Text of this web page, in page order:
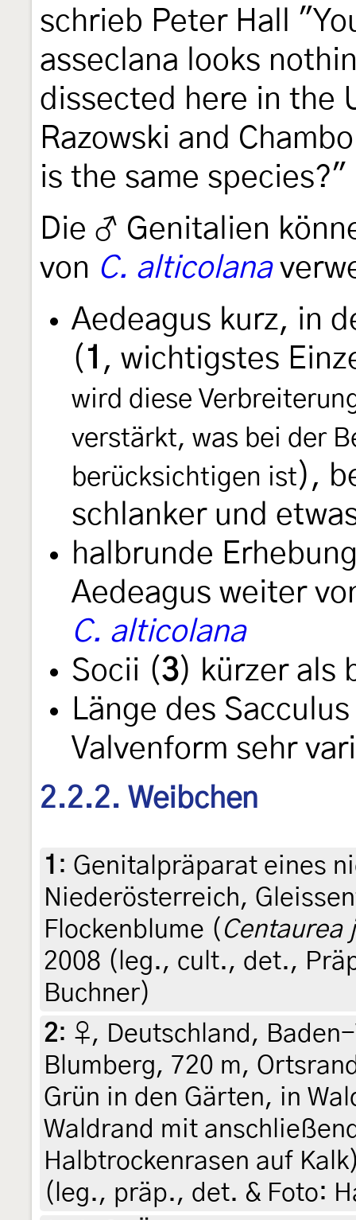
schrieb Peter Hall
asseclana looks
dissected here in the
Razowski and
is the same species?"
Die ♂ Genitalien
von C. alticolana
Aedeagus kurz, in
( 1 , wichtigstes
wird diese
verstärkt, was bei der
berücksichtigen ist),
schlanker und
halbrunde
Aedeagus weiter
C. alticolana
Socii (3) kürzer als
Länge des
Valvenform sehr
2.2.2. Weibchen
1 : Genitalpräparat eines
Niederösterreich,
Flockenblume ( Centaurea
2008 (leg., cult., det.,
Buchner)
2: ♀, Deutschland,
Blumberg, 720 m,
Grün in den Gärten, in
Waldrand mit
Halbtrockenrasen auf
(leg., präp., det. & Foto: